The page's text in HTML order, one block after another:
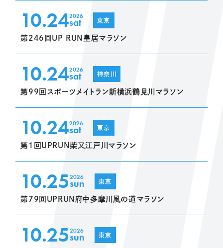
10.242026
sat 東京
第246回UP RUN皇居マラソン
10.242026
sat 神奈川
第99回スポーツメイトラン新横浜鶴見川マラソン
10.242026
sat 東京
第1回UPRUN柴又江戸川マラソン
10.252026
sun 東京
第79回UPRUN府中多摩川風の道マラソン
10.252026
sun 東京